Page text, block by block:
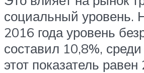
социальный уровень.
2016 года уровень
составил 10,8%,
этот показатель равен